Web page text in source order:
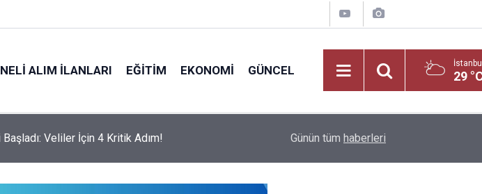
ALIM İLANLARI EĞITIM EKONOMI GÜNCEL 29
O İllere Gönderilebilecek Bu Hafta En Çok Kazandıran Yatırım Araçları
Günün tüm haberleri